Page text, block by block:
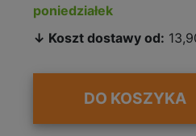
poniedziałek
↓ Koszt dostawy od:
DO KOSZYKA